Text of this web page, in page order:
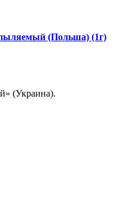
(Польша) (1г)
(Украина).